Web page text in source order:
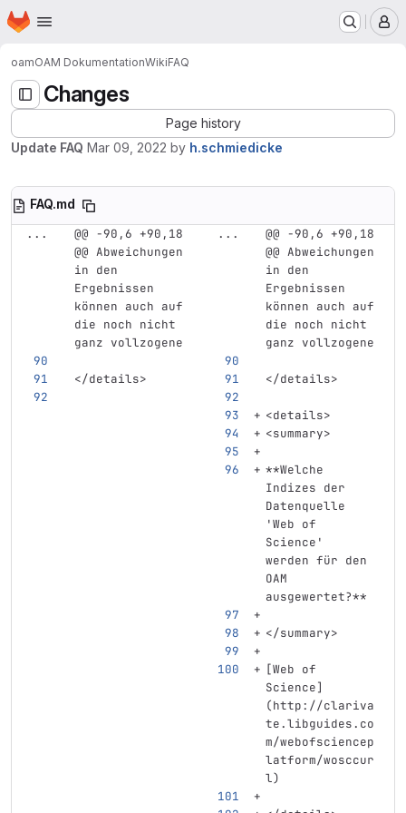
Skip to main content
Homepage
oamOAM DokumentationWikiFAQ
Changes
Page history
Update FAQ Mar 09, 2022 by h.schmiedicke
FAQ.md
...
@@ -90,6 +90,18
@@ Abweichungen
in den
Ergebnissen
können auch auf
die noch nicht
ganz vollzogene
...
@@ -90,6 +90,18
@@ Abweichungen
in den
Ergebnissen
können auch auf
die noch nicht
ganz vollzogene
</details> </details>
<details>
<summary>
**Welche
Indizes der
Datenquelle
'Web of
Science'
werden für den
OAM
ausgewertet?**
</summary>
[Web of
Science]
(http://clariva
te.libguides.co
m/webofsciencep
latform/wosccur
l)